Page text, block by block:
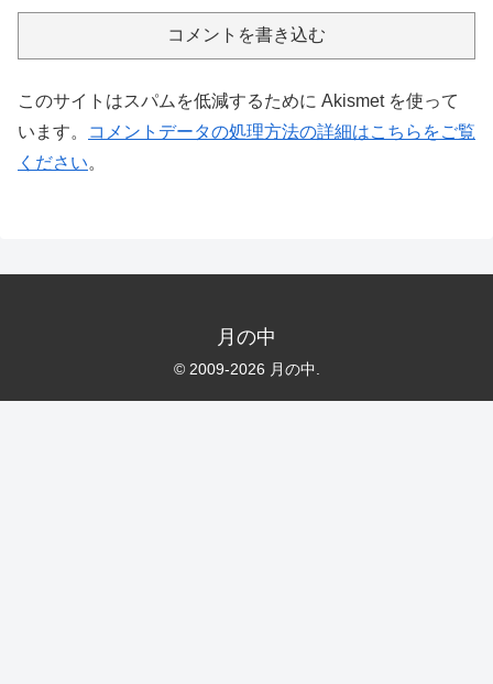
コメントを書き込む
このサイトはスパムを低減するために Akismet を使って
います。
コメントデータの処理方法の詳細はこちらをご覧
ください。
月の中
© 2009-2026 月の中.